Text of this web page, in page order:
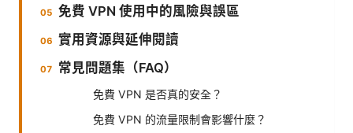
免費 VPN 使用中的風險與誤區
實用資源與延伸閱讀
常見問題集（FAQ）
免費 VPN 是否真的安全？
免費 VPN 的流量限制會影響什麼？